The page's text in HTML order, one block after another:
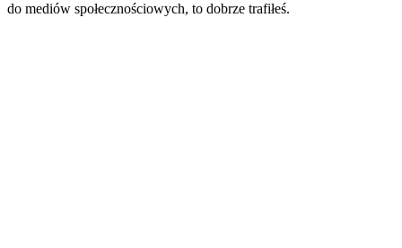
do mediów społecznościowych, to dobrze trafiłeś.